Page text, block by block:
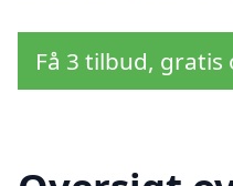
Få 3 tilbud,